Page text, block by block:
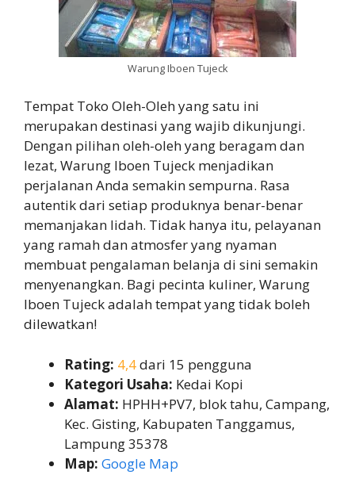
Warung Iboen Tujeck
Tempat Toko Oleh-Oleh yang satu ini
merupakan destinasi yang wajib dikunjungi.
Dengan pilihan oleh-oleh yang beragam dan
lezat, Warung Iboen Tujeck menjadikan
perjalanan Anda semakin sempurna. Rasa
autentik dari setiap produknya benar-benar
memanjakan lidah. Tidak hanya itu, pelayanan
yang ramah dan atmosfer yang nyaman
membuat pengalaman belanja di sini semakin
menyenangkan. Bagi pecinta kuliner, Warung
Iboen Tujeck adalah tempat yang tidak boleh
dilewatkan!
Rating: 4,4dari 15 pengguna
Kategori Usaha: Kedai Kopi
Alamat: HPHH+PV7, blok tahu, Campang,
Kec. Gisting, Kabupaten Tanggamus,
Lampung 35378
Map: Google Map